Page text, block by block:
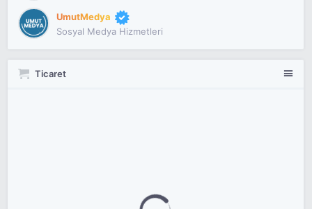
UmutMedya
Sosyal Medya Hizmetleri
Ticaret